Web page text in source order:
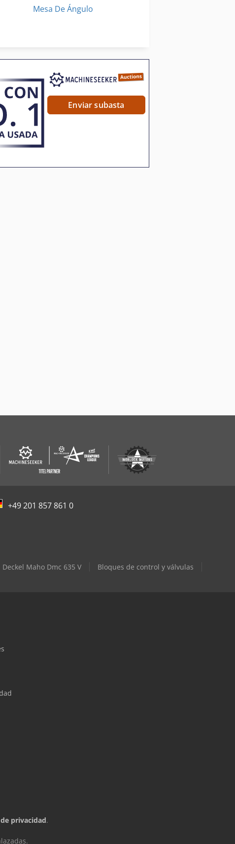
Mesa De Ángulo
Enviar subasta
+49 201 857 861 0
Deckel Maho Dmc 635 V
Bloques de control y válvulas
privacidad.